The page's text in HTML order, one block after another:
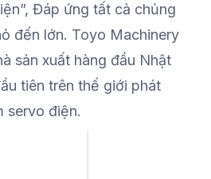
nhỏ gọn
Đáp ứng tất cả chủng
đến lớn. Toyo Machinery
sản xuất hàng đầu Nhật
tiên trên thế giới phát
servo điện.